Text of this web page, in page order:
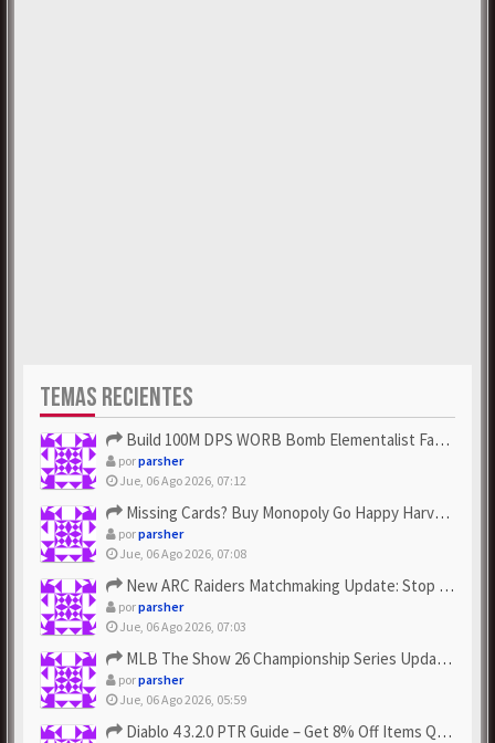
TEMAS RECIENTES
Build 100M DPS WORB Bomb Elementalist Fast - Grab POE Curren...
porparsher
Jue, 06 Ago 2026, 07:12
Missing Cards? Buy Monopoly Go Happy Harvest with Looney Tun...
porparsher
Jue, 06 Ago 2026, 07:08
New ARC Raiders Matchmaking Update: Stop Failed - Grab Bluep...
porparsher
Jue, 06 Ago 2026, 07:03
MLB The Show 26 Championship Series Update! Get Cheap & ...
porparsher
Jue, 06 Ago 2026, 05:59
Diablo 4 3.2.0 PTR Guide – Get 8% Off Items Quickly to Test ...